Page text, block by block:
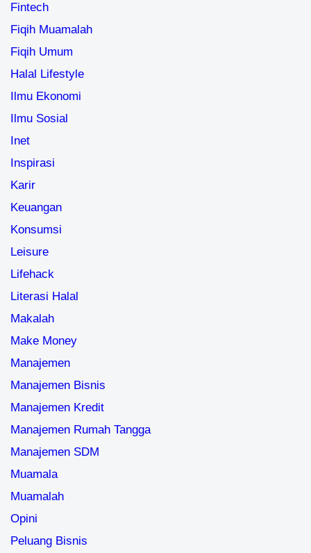
Fintech
Fiqih Muamalah
Fiqih Umum
Halal Lifestyle
Ilmu Ekonomi
Ilmu Sosial
Inet
Inspirasi
Karir
Keuangan
Konsumsi
Leisure
Lifehack
Literasi Halal
Makalah
Make Money
Manajemen
Manajemen Bisnis
Manajemen Kredit
Manajemen Rumah Tangga
Manajemen SDM
Muamala
Muamalah
Opini
Peluang Bisnis